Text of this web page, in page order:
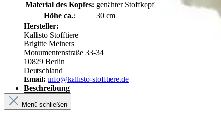
Material des Kopfes: genähter Stoffkopf
Höhe ca.:
30 cm
Hersteller:
Kallisto Stofftiere
Brigitte Meiners
Monumentenstraße 33-34
10829 Berlin
Deutschland
Email: info@kallisto-stofftiere.de
Beschreibung
Menü schließen